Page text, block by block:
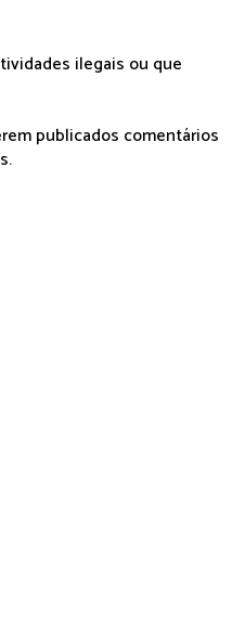
ilegais ou que
publicados comentários